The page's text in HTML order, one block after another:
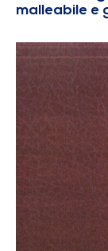
malleabile e